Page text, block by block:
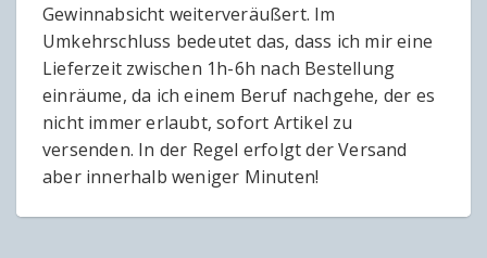
Gewinnabsicht weiterveräußert. Im
Umkehrschluss bedeutet das, dass ich mir eine
Lieferzeit zwischen 1h-6h nach Bestellung
einräume, da ich einem Beruf nachgehe, der es
nicht immer erlaubt, sofort Artikel zu
versenden. In der Regel erfolgt der Versand
aber innerhalb weniger Minuten!